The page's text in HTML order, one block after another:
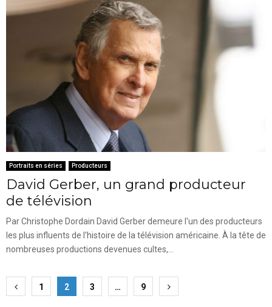
Portraits en séries Producteurs
David Gerber, un grand producteur
de télévision
Par Christophe Dordain David Gerber demeure l'un des producteurs
les plus influents de l'histoire de la télévision américaine. À la tête de
nombreuses productions devenues cultes,...
Pagination
1 2 3 … 9